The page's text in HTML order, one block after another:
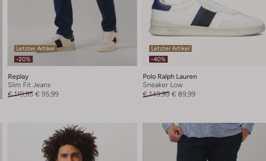
Letzter Artikel
-20%
Replay
Slim Fit Jeans
€ 119,95 € 95,99
Letzter Artikel
-40%
Polo Ralph Lauren
Sneaker Low
€ 149,99 € 89,99